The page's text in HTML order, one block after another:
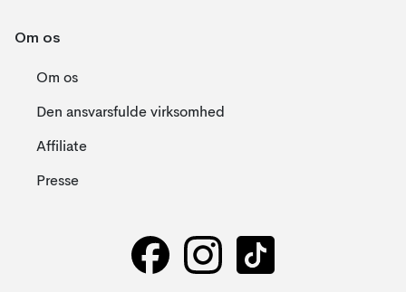
Om os
Om os
Den ansvarsfulde virksomhed
Affiliate
Presse